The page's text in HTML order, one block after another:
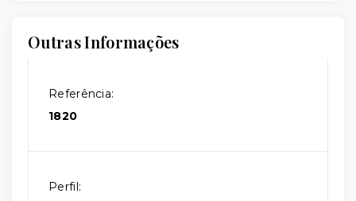
Outras Informações
Referência:
1820
Perfil: